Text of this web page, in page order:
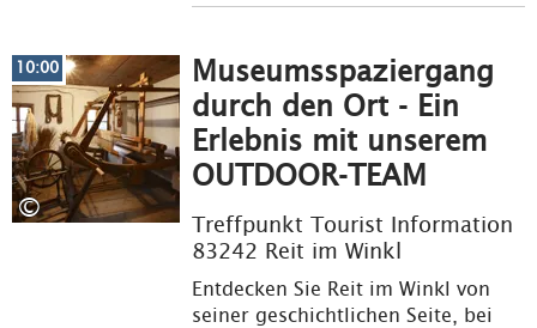
©
Museumsspaziergang
durch den Ort - Ein
Erlebnis mit unserem
OUTDOOR-TEAM
Treffpunkt Tourist Information
83242 Reit im Winkl
Entdecken Sie Reit im Winkl von
seiner geschichtlichen Seite, bei
10:00